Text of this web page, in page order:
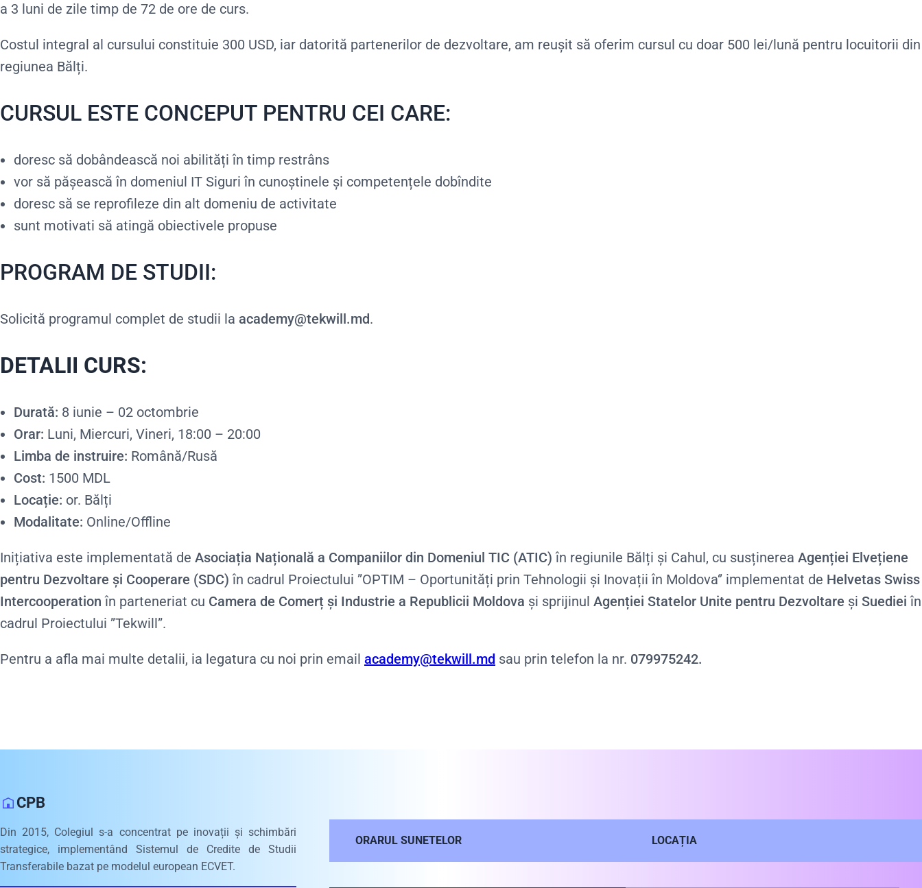
a 3 luni de zile timp de 72 de ore de curs.
Costul integral al cursului constituie 300 USD, iar datorită partenerilor de dezvoltare, am reușit să oferim cursul cu doar 500 lei/lună pentru locuitorii din
regiunea Bălți.
CURSUL ESTE CONCEPUT PENTRU CEI CARE:
doresc să dobândească noi abilități în timp restrâns
vor să pășească în domeniul IT Siguri în cunoștinele și competențele dobîndite
doresc să se reprofileze din alt domeniu de activitate
sunt motivati să atingă obiectivele propuse
PROGRAM DE STUDII:
Solicită programul complet de studii la academy@tekwill.md.
DETALII CURS:
Durată: 8 iunie – 02 octombrie
Orar: Luni, Miercuri, Vineri, 18:00 – 20:00
Limba de instruire: Română/Rusă
Cost: 1500 MDL
Locație: or. Bălți
Modalitate: Online/Offline
Inițiativa este implementată de Asociația Națională a Companiilor din Domeniul TIC (ATIC) în regiunile Bălți și Cahul, cu susținerea Agenției Elvețiene
pentru Dezvoltare și Cooperare (SDC) în cadrul Proiectului ”OPTIM – Oportunități prin Tehnologii și Inovații în Moldova‘’ implementat de Helvetas Swiss
Intercooperation în parteneriat cu Camera de Comerț și Industrie a Republicii Moldova și sprijinul Agenției Statelor Unite pentru Dezvoltare și Suediei în
cadrul Proiectului ”Tekwill”.
Pentru a afla mai multe detalii, ia legatura cu noi prin email academy@tekwill.md sau prin telefon la nr. 079975242.
CPB
Din 2015, Colegiul s-a concentrat pe inovații și schimbări
strategice, implementând Sistemul de Credite de Studii
Transferabile bazat pe modelul european ECVET.
ORARUL SUNETELOR LOCAȚIA